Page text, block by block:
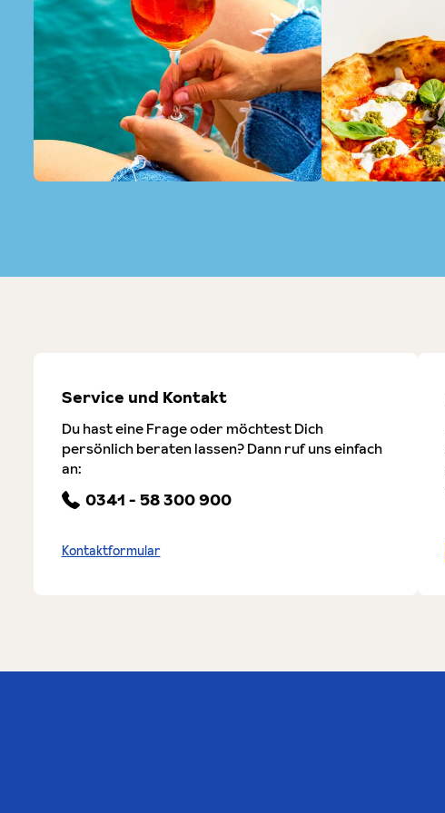
Service und Kontakt
Du hast eine Frage oder möchtest Dich
persönlich beraten lassen? Dann ruf uns einfach
an:
0341 - 58 300 900
Kontaktformular